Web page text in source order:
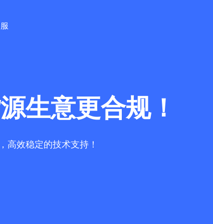
生意更合规！
高效稳定的技术支持！